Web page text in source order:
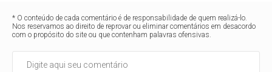
* O conteúdo de cada comentário é de responsabilidade de quem realizá-lo.
Nos reservamos ao direito de reprovar ou eliminar comentários em desacordo
com o propósito do site ou que contenham palavras ofensivas.